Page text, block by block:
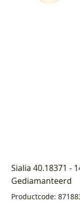
Sialia 40.18371 -
Gediamanteerd
Productcode: